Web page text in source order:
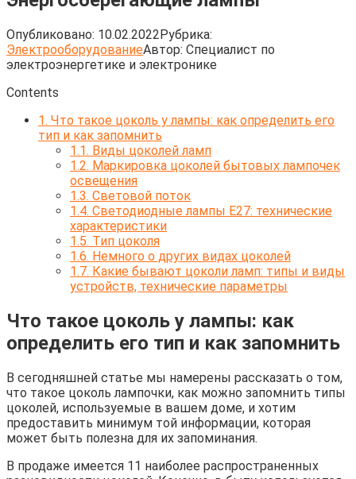
Опубликовано: 10.02.2022Рубрика:
ЭлектрооборудованиеАвтор: Cпециалист по
электроэнергетике и электронике
Contents
1. Что такое цоколь у лампы: как определить его
тип и как запомнить
1.1. Виды цоколей ламп
1.2. Маркировка цоколей бытовых лампочек
освещения
1.3. Световой поток
1.4. Светодиодные лампы E27: технические
характеристики
1.5. Тип цоколя
1.6. Немного о других видах цоколей
1.7. Какие бывают цоколи ламп: типы и виды
устройств, технические параметры
Что такое цоколь у лампы: как
определить его тип и как запомнить
В сегодняшней статье мы намерены рассказать о том,
что такое цоколь лампочки, как можно запомнить типы
цоколей, используемые в вашем доме, и хотим
предоставить минимум той информации, которая
может быть полезна для их запоминания.
В продаже имеется 11 наиболее распространенных